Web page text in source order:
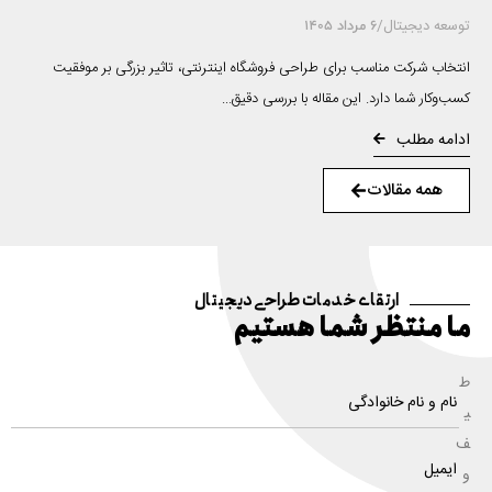
توسعه دیجیتال/6 مرداد 1405
انتخاب شرکت مناسب برای طراحی فروشگاه اینترنتی، تاثیر بزرگی بر موفقیت
کسب‌وکار شما دارد. این مقاله با بررسی دقیق...
ادامه مطلب
همه مقالات
ارتقای خدمات طراحی دیجیتال
ما منتظر شما هستیم
ط
ی
ف
و